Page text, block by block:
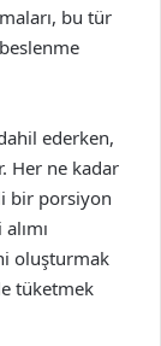
bu tür
ederken,
Her ne kadar
bir porsiyon
oluşturmak
tüketmek